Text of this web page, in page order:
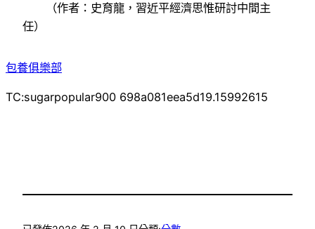
（作者：史育龍，習近平經濟思惟研討中間主
任）
包養俱樂部
TC:sugarpopular900 698a081eea5d19.15992615